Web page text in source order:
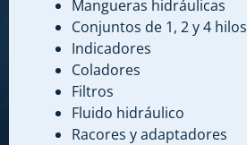
Mangueras hidráulicas
Conjuntos de 1, 2 y 4 hilos
Indicadores
Coladores
Filtros
Fluido hidráulico
Racores y adaptadores